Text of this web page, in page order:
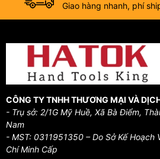
Giao hàng nhanh, phí
CÔNG TY TNHH THƯƠNG MẠI VÀ
- Trụ sở: 2/1G Mỹ Huề, Xã Bà Điểm,
Nam
- MST: 0311951350 – Do Sở Kế Hoạch
Chí Minh Cấp